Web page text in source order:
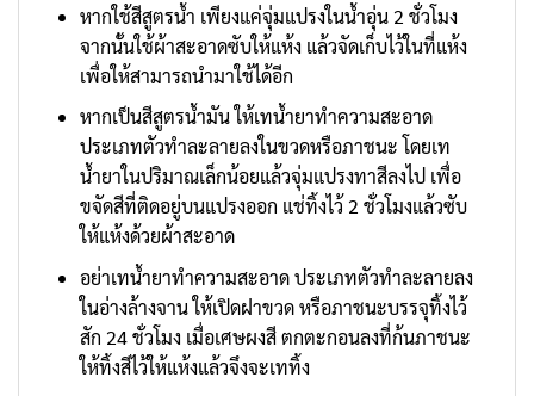
หากใช้สีสูตรน้ำ เพียงแค่จุ่มแปรงในน้ำอุ่น 2 ชั่วโมง
จากนั้นใช้ผ้าสะอาดซับให้แห้ง แล้วจัดเก็บไว้ในที่แห้ง
เพื่อให้สามารถนำมาใช้ได้อีก
หากเป็นสีสูตรน้ำมัน ให้เทน้ำยาทำความสะอาด
ประเภทตัวทำละลายลงในขวดหรือภาชนะ โดยเท
น้ำยาในปริมาณเล็กน้อยแล้วจุ่มแปรงทาสีลงไป เพื่อ
ขจัดสีที่ติดอยู่บนแปรงออก แช่ทิ้งไว้ 2 ชั่วโมงแล้วซับ
ให้แห้งด้วยผ้าสะอาด
อย่าเทน้ำยาทำความสะอาด ประเภทตัวทำละลายลง
ในอ่างล้างจาน ให้เปิดฝาขวด หรือภาชนะบรรจุทิ้งไว้
สัก 24 ชั่วโมง เมื่อเศษผงสี ตกตะกอนลงที่ก้นภาชนะ
ให้ทิ้งสีไว้ให้แห้งแล้วจึงจะเททิ้ง